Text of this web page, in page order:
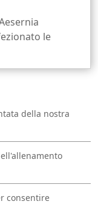
le
della nostra
consentire